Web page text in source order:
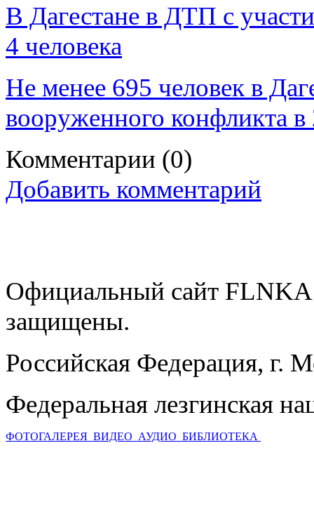
В Дагестане в ДТП с
4 человека
Не менее 695 человек в
вооруженного конфликта в
Комментарии (0)
Добавить комментарий
Официальный сайт
защищены.
Российская Федерация, г.
Федеральная лезгинская
ФОТОГАЛЕРЕЯ ВИДЕО АУДИО БИБЛИОТЕКА